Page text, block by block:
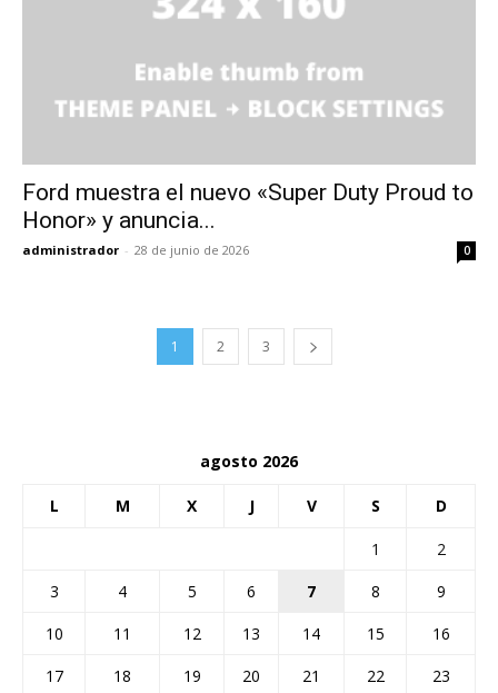
Ford muestra el nuevo «Super Duty Proud to
Honor» y anuncia...
administrador - 28 de junio de 2026 0
1 2 3
agosto 2026
L M X J V S D
1
2
3
4 5 6 7 8
9
10
11 12 13 14 15
16
17
18 19 20 21 22
23